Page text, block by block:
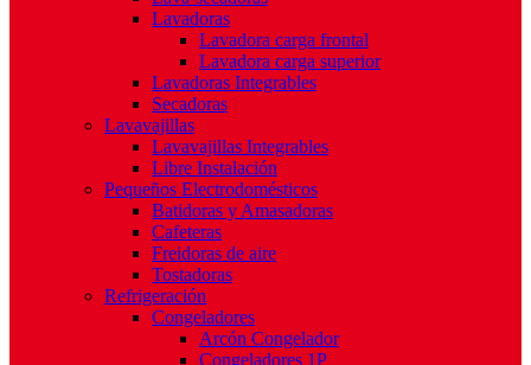
Lavadoras
Lavadora carga frontal
Lavadora carga superior
Lavadoras Integrables
Secadoras
Lavavajillas
Lavavajillas Integrables
Libre Instalación
Pequeños Electrodomésticos
Batidoras y Amasadoras
Cafeteras
Freidoras de aire
Tostadoras
Refrigeración
Congeladores
Arcón Congelador
Congeladores 1P